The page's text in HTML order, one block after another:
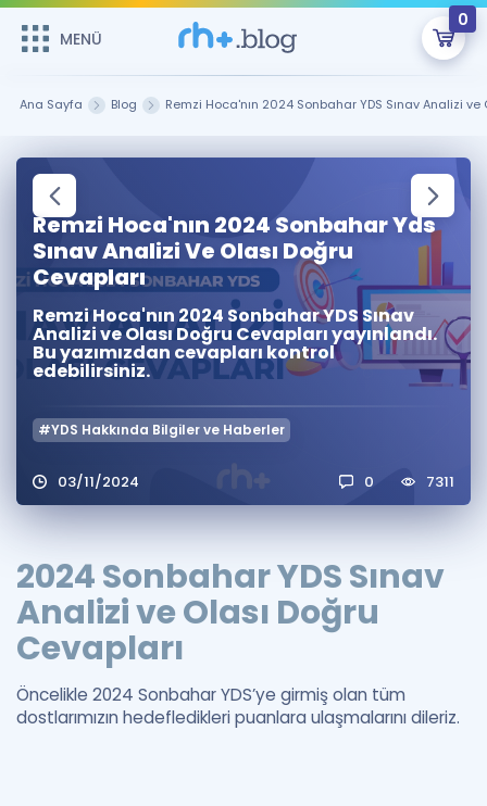
MENÜ
0
Şifremi Hatırlamıyorum
GİRİŞ YAP
ÜYE DEĞİLİM
Sepetin Şu An Boş.
Remzi Hoca ile seni sınava hazırlayacak onlarca eğitim seni
bekliyor!
MENÜ
Çalışma Paketleri
Kitaplar ve Kaynaklar
Katılımcı Görüşleri
Faydalı Araçlar
Ücretsiz Kaynaklar
Puan Hesaplama
ÖSYM Sınav Takvimi
Kampanyalar
Blog
İngilizce Gramer
Hakkımızda
Kariyer
Soru & Cevap
Ana Sayfa Blog Remzi Hoca'nın 2024 Sonbahar YDS Sınav Analizi ve
Remzi Hoca'nın 2024 Sonbahar Yds
Sınav Analizi Ve Olası Doğru
Cevapları
Remzi Hoca'nın 2024 Sonbahar YDS Sınav
Analizi ve Olası Doğru Cevapları yayınlandı.
Bu yazımızdan cevapları kontrol
edebilirsiniz.
#YDS Hakkında Bilgiler ve Haberler
03/11/2024 0 7311
2024 Sonbahar YDS Sınav
Analizi ve Olası Doğru
Cevapları
Öncelikle 2024 Sonbahar YDS’ye girmiş olan tüm
dostlarımızın hedefledikleri puanlara ulaşmalarını dileriz.